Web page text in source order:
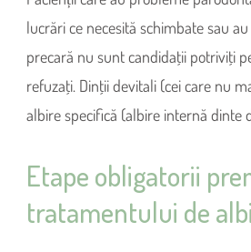
lucrări ce necesită schimbate sau
precară nu sunt candidaţii potriviţi
refuzaţi. Dinţii devitali (cei care nu
albire specifică (albire internă dinte
Etape obligatorii
tratamentului de